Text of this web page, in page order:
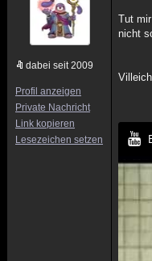
dabei seit 2009
Profil anzeigen
Private Nachricht
Link kopieren
Lesezeichen setzen
Tut
nicht